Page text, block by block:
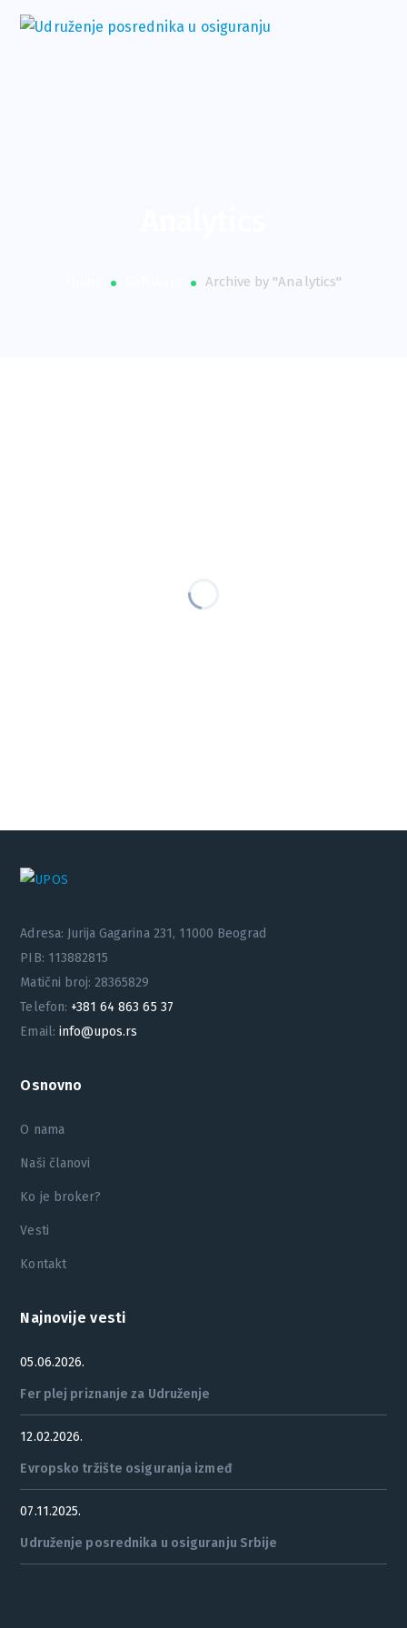
Archive by "Analytics"
Adresa: Jurija Gagarina 231, 11000 Beograd
PIB: 113882815
Matični broj: 28365829
Telefon: +381 64 863 65 37
Email: info@upos.rs
Osnovno
O nama
Naši članovi
Ko je broker?
Vesti
Kontakt
Najnovije vesti
05.06.2026.
Fer plej priznanje za Udruženje
12.02.2026.
Evropsko tržište osiguranja izmeđ
07.11.2025.
Udruženje posrednika u osiguranju Srbije